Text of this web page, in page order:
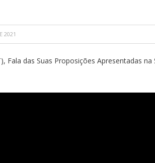
2021
Fala das Suas Proposições Apresentadas